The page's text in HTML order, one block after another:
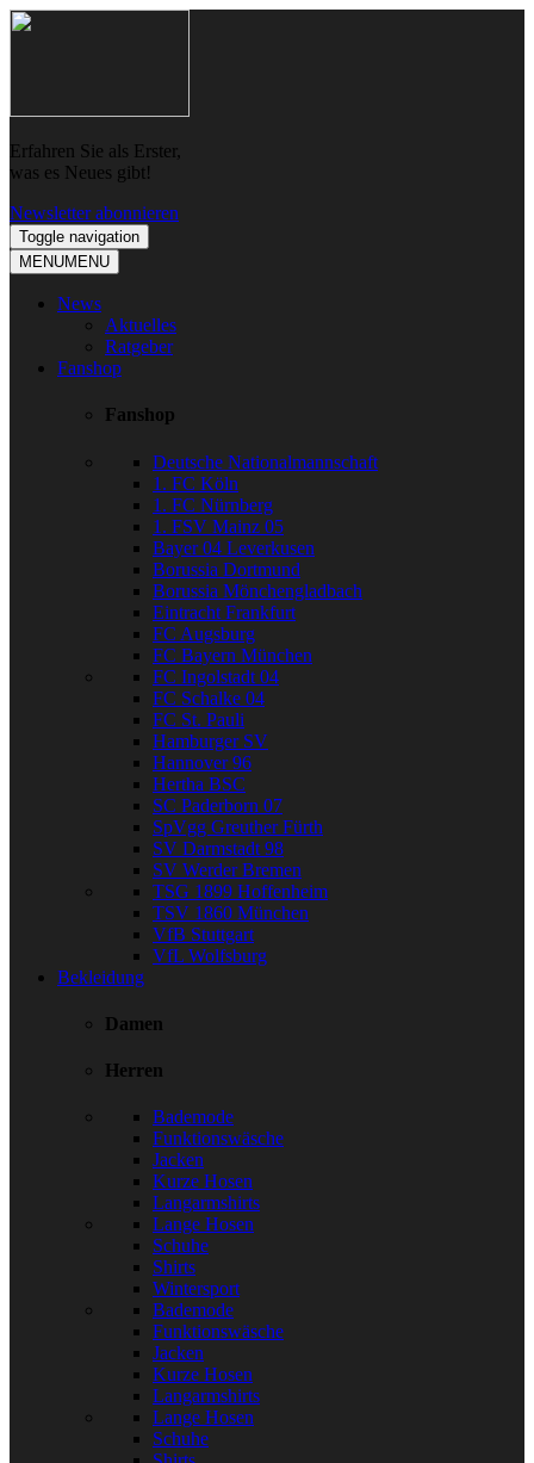
Skip
Skip
Erfahren Sie als Erster,
was es Neues gibt!
Newsletter abonnieren
Toggle navigation
MENUMENU
News
Aktuelles
Ratgeber
Fanshop
Fanshop
Deutsche Nationalmannschaft
1. FC Köln
1. FC Nürnberg
1. FSV Mainz 05
Bayer 04 Leverkusen
Borussia Dortmund
Borussia Mönchengladbach
Eintracht Frankfurt
FC Augsburg
FC Bayern München
FC Ingolstadt 04
FC Schalke 04
FC St. Pauli
Hamburger SV
Hannover 96
Hertha BSC
SC Paderborn 07
SpVgg Greuther Fürth
SV Darmstadt 98
SV Werder Bremen
TSG 1899 Hoffenheim
TSV 1860 München
VfB Stuttgart
VfL Wolfsburg
Bekleidung
Damen
Herren
Bademode
Funktionswäsche
Jacken
Kurze Hosen
Langarmshirts
Lange Hosen
Schuhe
Shirts
Wintersport
Bademode
Funktionswäsche
Jacken
Kurze Hosen
Langarmshirts
Lange Hosen
Schuhe